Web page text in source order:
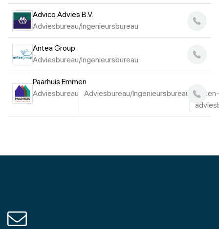
Advico Advies B.V.
Adviesbureau/Ingenieursbureau
Antea Group
Adviesbureau/Ingenieursbureau
Paarhuis Emmen
Adviesbureau
Adviesbureau/Ingenieursbureau